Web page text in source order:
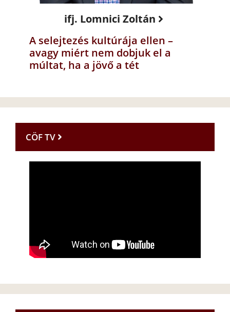
ifj. Lomnici Zoltán
A selejtezés kultúrája ellen –
avagy miért nem dobjuk el a
múltat, ha a jövő a tét
CÖF TV